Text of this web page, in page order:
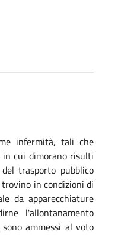
infermità, tali che
in cui dimorano risulti
trasporto pubblico
in condizioni di
da apparecchiature
l'allontanamento
ammessi al voto